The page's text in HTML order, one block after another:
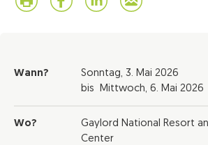
Wann? Sonntag, 3. Mai 2026
bis Mittwoch, 6. Mai 2026
Wo?
Gaylord National Resort
Center